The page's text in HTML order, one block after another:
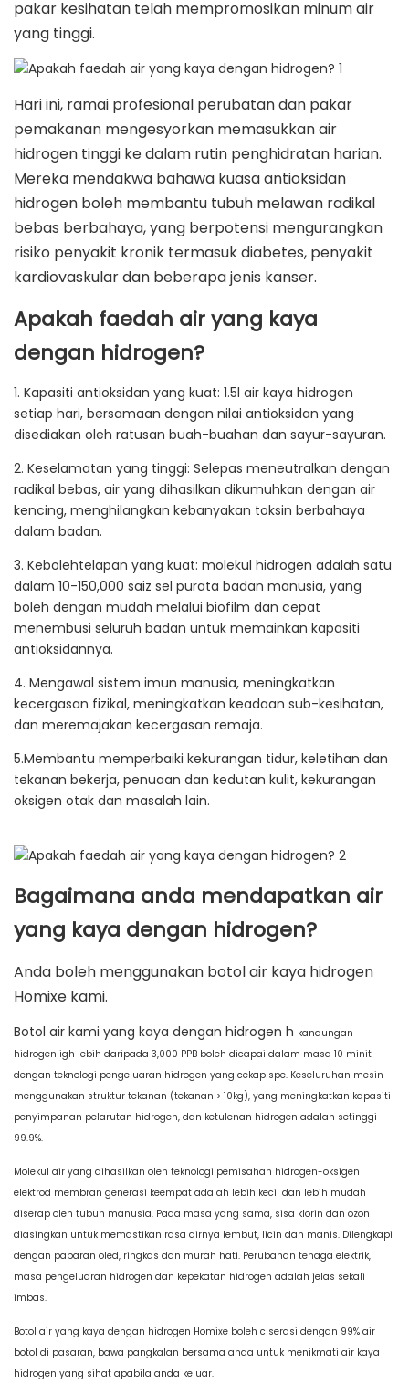
pakar kesihatan telah mempromosikan minum air
yang tinggi.
Hari ini, ramai profesional perubatan dan pakar
pemakanan mengesyorkan memasukkan air
hidrogen tinggi ke dalam rutin penghidratan harian.
Mereka mendakwa bahawa kuasa antioksidan
hidrogen boleh membantu tubuh melawan radikal
bebas berbahaya, yang berpotensi mengurangkan
risiko penyakit kronik termasuk diabetes, penyakit
kardiovaskular dan beberapa jenis kanser.
Apakah faedah air yang kaya
dengan hidrogen?
1. Kapasiti antioksidan yang kuat: 1.5l air kaya hidrogen
setiap hari, bersamaan dengan nilai antioksidan yang
disediakan oleh ratusan buah-buahan dan sayur-sayuran.
2. Keselamatan yang tinggi: Selepas meneutralkan dengan
radikal bebas, air yang dihasilkan dikumuhkan dengan air
kencing, menghilangkan kebanyakan toksin berbahaya
dalam badan.
3. Kebolehtelapan yang kuat: molekul hidrogen adalah satu
dalam 10-150,000 saiz sel purata badan manusia, yang
boleh dengan mudah melalui biofilm dan cepat
menembusi seluruh badan untuk memainkan kapasiti
antioksidannya.
4. Mengawal sistem imun manusia, meningkatkan
kecergasan fizikal, meningkatkan keadaan sub-kesihatan,
dan meremajakan kecergasan remaja.
5.Membantu memperbaiki kekurangan tidur, keletihan dan
tekanan bekerja, penuaan dan kedutan kulit, kekurangan
oksigen otak dan masalah lain.
Bagaimana anda mendapatkan air
yang kaya dengan hidrogen?
Anda boleh menggunakan botol air kaya hidrogen
Homixe kami.
Botol air kami yang kaya dengan hidrogen h kandungan
hidrogen igh lebih daripada 3,000 PPB boleh dicapai dalam masa 10 minit
dengan teknologi pengeluaran hidrogen yang cekap spe. Keseluruhan mesin
menggunakan struktur tekanan (tekanan > 10kg), yang meningkatkan kapasiti
penyimpanan pelarutan hidrogen, dan ketulenan hidrogen adalah setinggi
99.9%.
Molekul air yang dihasilkan oleh teknologi pemisahan hidrogen-oksigen
elektrod membran generasi keempat adalah lebih kecil dan lebih mudah
diserap oleh tubuh manusia. Pada masa yang sama, sisa klorin dan ozon
diasingkan untuk memastikan rasa airnya lembut, licin dan manis. Dilengkapi
dengan paparan oled, ringkas dan murah hati. Perubahan tenaga elektrik,
masa pengeluaran hidrogen dan kepekatan hidrogen adalah jelas sekali
imbas.
Botol air yang kaya dengan hidrogen Homixe boleh c serasi dengan 99% air
botol di pasaran, bawa pangkalan bersama anda untuk menikmati air kaya
hidrogen yang sihat apabila anda keluar.